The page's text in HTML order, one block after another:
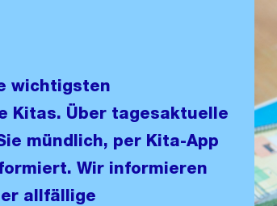
wichtigsten
Kitas. Über tagesaktuelle
mündlich, per Kita-App
Wir informieren
allfällige